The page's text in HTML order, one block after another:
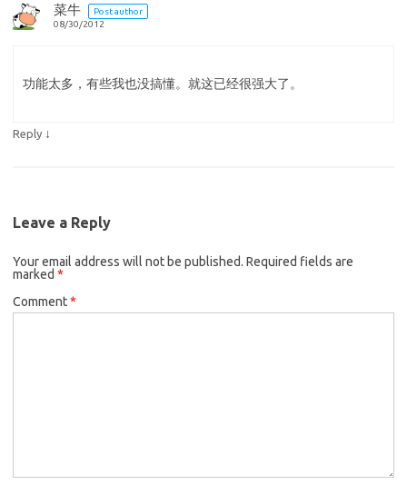
菜牛
Post author
08/30/2012
功能太多，有些我也没搞懂。就这已经很强大了。
Reply ↓
Leave a Reply
Your email address will not be published. Required fields are
marked *
Comment*